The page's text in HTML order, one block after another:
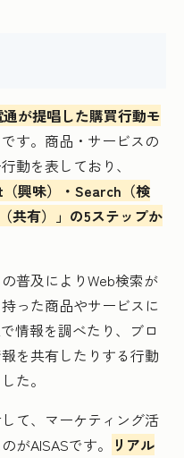
が提唱した購買行動モ
す。商品・サービスの
動を表しており、
興味）・Search（検
共有）」の5ステップか
普及によりWeb検索が
った商品やサービスに
情報を調べたり、ブロ
を共有したりする行動
た。
て、マーケティング活
がAISASです。
リアル